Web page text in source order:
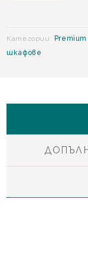
Категории:
шкафове